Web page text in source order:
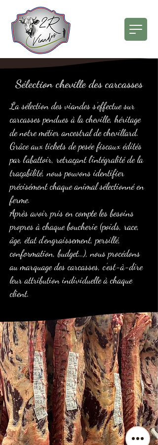
Sélection cheville des carcasses
La sélection des viandes s’effectue sur
carcasses pendues à la cheville, héritage
de notre métier ancestral de chevillard.
Grâce aux tickets de pesée fiscaux édités
par l’abattoir, retraçant l’intégralité de la
traçabilité, nous pouvons identifier
précisément chaque animal sélectionné en
ferme.
Après avoir pris en compte les besoins
propres à chaque boucherie (poids, race,
âge, état d’engraissement, persillé,
conformation, budget…), nous procédons
au marquage des carcasses, c’est-à-dire
leur attribution individuelle à chaque
client.